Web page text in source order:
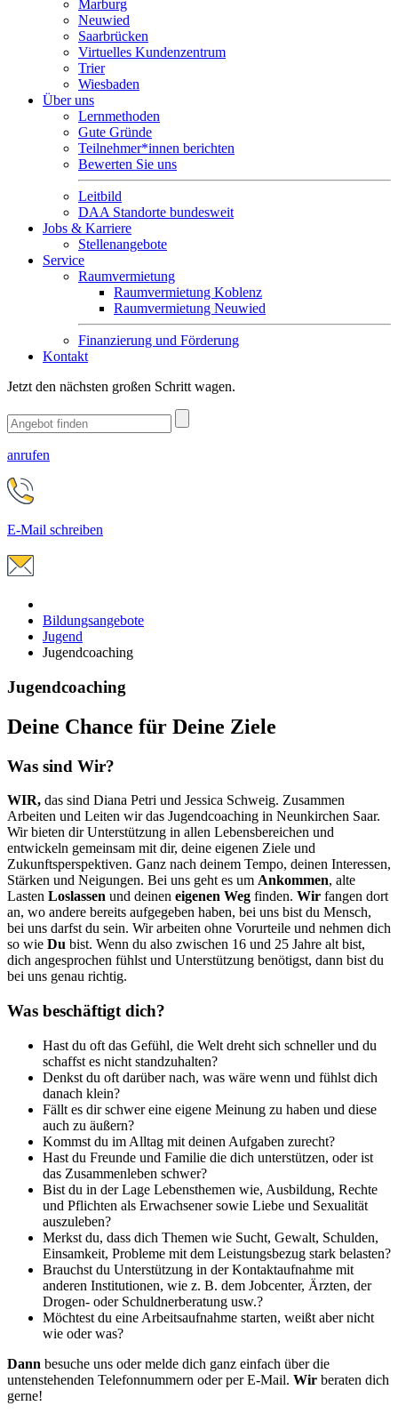
Marburg
Neuwied
Saarbrücken
Virtuelles Kundenzentrum
Trier
Wiesbaden
Über uns
Lernmethoden
Gute Gründe
Teilnehmer*innen berichten
Bewerten Sie uns
Leitbild
DAA Standorte bundesweit
Jobs & Karriere
Stellenangebote
Service
Raumvermietung
Raumvermietung Koblenz
Raumvermietung Neuwied
Finanzierung und Förderung
Kontakt
Jetzt den nächsten großen Schritt wagen.
anrufen
E-Mail schreiben
Bildungsangebote
Jugend
Jugendcoaching
Jugendcoaching
Deine Chance für Deine Ziele
Was sind Wir?
WIR, das sind Diana Petri und Jessica Schweig. Zusammen
Arbeiten und Leiten wir das Jugendcoaching in Neunkirchen Saar.
Wir bieten dir Unterstützung in allen Lebensbereichen und
entwickeln gemeinsam mit dir, deine eigenen Ziele und
Zukunftsperspektiven. Ganz nach deinem Tempo, deinen Interessen,
Stärken und Neigungen. Bei uns geht es um Ankommen, alte
Lasten Loslassen und deinen eigenen Weg finden. Wir fangen dort
an, wo andere bereits aufgegeben haben, bei uns bist du Mensch,
bei uns darfst du sein. Wir arbeiten ohne Vorurteile und nehmen dich
so wie Du bist. Wenn du also zwischen 16 und 25 Jahre alt bist,
dich angesprochen fühlst und Unterstützung benötigst, dann bist du
bei uns genau richtig.
Was beschäftigt dich?
Hast du oft das Gefühl, die Welt dreht sich schneller und du
schaffst es nicht standzuhalten?
Denkst du oft darüber nach, was wäre wenn und fühlst dich
danach klein?
Fällt es dir schwer eine eigene Meinung zu haben und diese
auch zu äußern?
Kommst du im Alltag mit deinen Aufgaben zurecht?
Hast du Freunde und Familie die dich unterstützen, oder ist
das Zusammenleben schwer?
Bist du in der Lage Lebensthemen wie, Ausbildung, Rechte
und Pflichten als Erwachsener sowie Liebe und Sexualität
auszuleben?
Merkst du, dass dich Themen wie Sucht, Gewalt, Schulden,
Einsamkeit, Probleme mit dem Leistungsbezug stark belasten?
Brauchst du Unterstützung in der Kontaktaufnahme mit
anderen Institutionen, wie z. B. dem Jobcenter, Ärzten, der
Drogen- oder Schuldnerberatung usw.?
Möchtest du eine Arbeitsaufnahme starten, weißt aber nicht
wie oder was?
Dann besuche uns oder melde dich ganz einfach über die
untenstehenden Telefonnummern oder per E-Mail. Wir beraten dich
gerne!